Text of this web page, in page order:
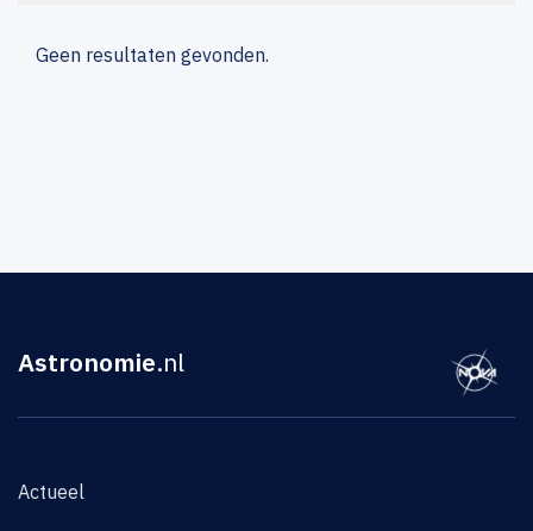
Geen resultaten gevonden.
Astronomie.nl
Actueel